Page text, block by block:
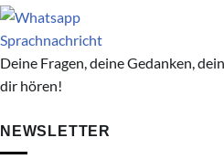
Deine Fragen, deine Gedanken,
dir hören!
NEWSLETTER